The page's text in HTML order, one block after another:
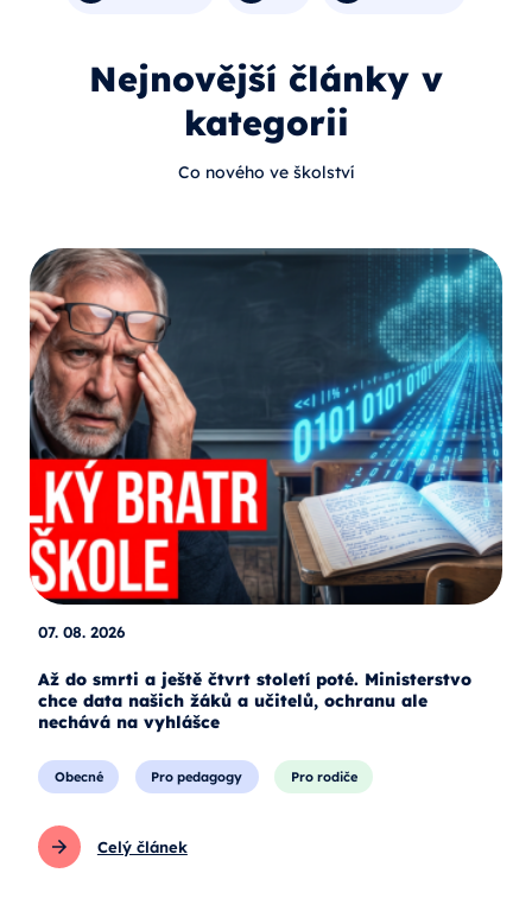
Nejnovější články v
kategorii
Co nového ve školství
07. 08. 2026
Až do smrti a ještě čtvrt století poté. Ministerstvo
chce data našich žáků a učitelů, ochranu ale
nechává na vyhlášce
Obecné Pro pedagogy Pro rodiče
Celý článek